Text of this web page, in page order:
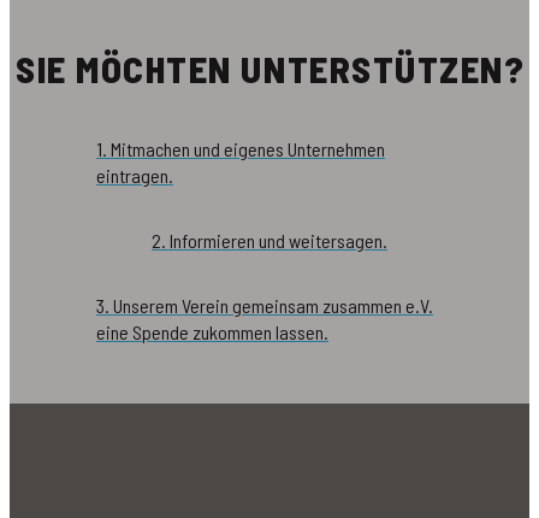
SIE MÖCHTEN UNTERSTÜTZEN?
1. Mitmachen und eigenes Unternehmen
eintragen.
2. Informieren und weitersagen.
3. Unserem Verein gemeinsam zusammen e.V.
eine Spende zukommen lassen.